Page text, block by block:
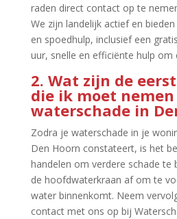
raden direct contact op te
We zijn landelijk actief en
en spoedhulp, inclusief een
uur, snelle en efficiënte hulp
2.​ Wat zijn de
die ik moet
waterschade in
Zodra je waterschade in je
Den Hoorn constateert, is het
handelen om verdere schade te
de hoofdwaterkraan af om te
water binnenkomt.​ Neem
contact met ons op bij